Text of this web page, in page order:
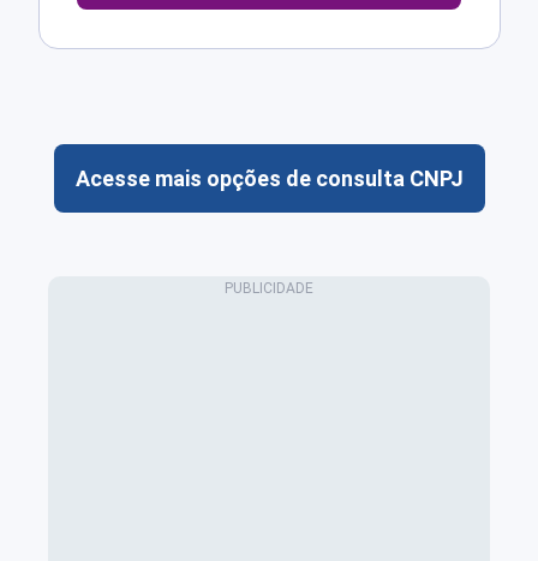
Acesse mais opções de consulta CNPJ